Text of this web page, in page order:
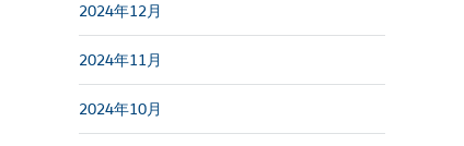
2024年12月
2024年11月
2024年10月